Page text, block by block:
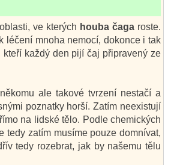
ve kterých houba čagaroste.
léčení mnoha nemocí, dokonce i tak
kteří každý den pijí čaj připravený ze
ale takové tvrzení nestačí a
poznatky horší. Zatím neexistují
na lidské tělo. Podle chemických
tedy zatím musíme pouze domnívat,
tedy rozebrat, jak by našemu tělu